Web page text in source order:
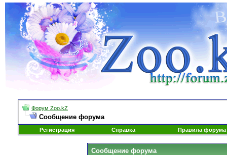
Форум Zoo.kZ
Сообщение форума
Регистрация Справка Правила форума
Сообщение форума